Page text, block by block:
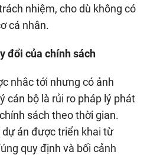
nhiệm, cho dù không có
cá nhân.
đổi của chính sách
nhắc tới nhưng có ảnh
cán bộ là rủi ro pháp lý phát
sách theo thời gian.
án được triển khai từ
quy định và bối cảnh